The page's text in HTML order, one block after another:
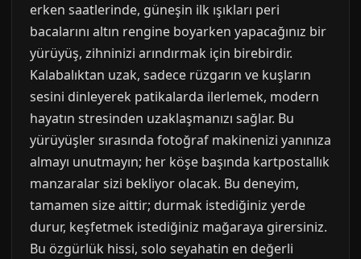
erken saatlerinde, güneşin ilk ışıkları peri
bacalarını altın rengine boyarken yapacağınız bir
yürüyüş, zihninizi arındırmak için birebirdir.
Kalabalıktan uzak, sadece rüzgarın ve kuşların
sesini dinleyerek patikalarda ilerlemek, modern
hayatın stresinden uzaklaşmanızı sağlar. Bu
yürüyüşler sırasında fotoğraf makinenizi yanınıza
almayı unutmayın; her köşe başında kartpostallık
manzaralar sizi bekliyor olacak. Bu deneyim,
tamamen size aittir; durmak istediğiniz yerde
durur, keşfetmek istediğiniz mağaraya girersiniz.
Bu özgürlük hissi, solo seyahatin en değerli